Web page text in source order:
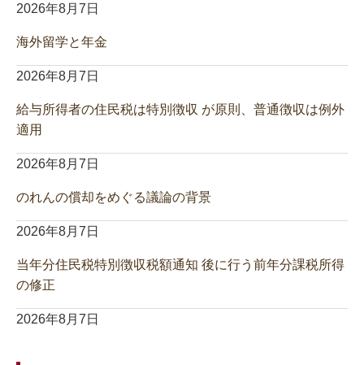
2026年8月7日
海外留学と年金
2026年8月7日
給与所得者の住民税は特別徴収 が原則、普通徴収は例外
適用
2026年8月7日
のれんの償却をめぐる議論の背景
2026年8月7日
当年分住民税特別徴収税額通知 後に行う前年分課税所得
の修正
2026年8月7日